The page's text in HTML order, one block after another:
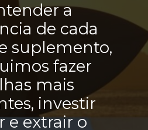
a
de cada
suplemento,
fazer
mais
investir
e extrair o